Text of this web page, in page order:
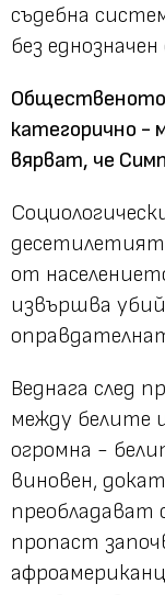
съдебна
без
категорично -
вярват, че
от
извършва
Веднага след
между белите
огромна -
виновен,
пропаст